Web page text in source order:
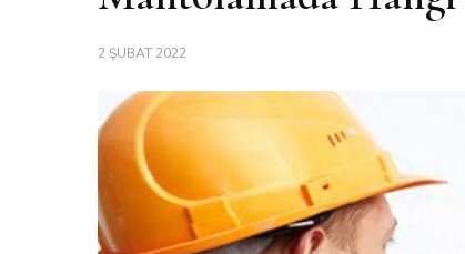
2 ŞUBAT 2022